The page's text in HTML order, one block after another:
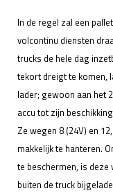
In de regel zal een
volcontinu diensten
trucks de hele dag
tekort dreigt te komen,
lader; gewoon aan het
accu tot zijn
Ze wegen 8 (24V) en
makkelijk te hanteren.
te beschermen, is deze
buiten de truck